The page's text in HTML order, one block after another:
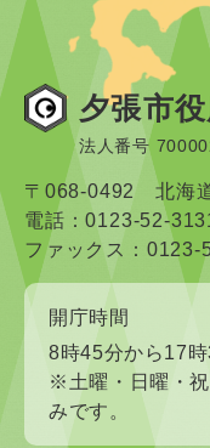
夕張市
法人番号
〒068-0492 北海
電話：0123-52-
ファックス：0123-
開庁時間
8時45分から17
※土曜・日曜・
みです。